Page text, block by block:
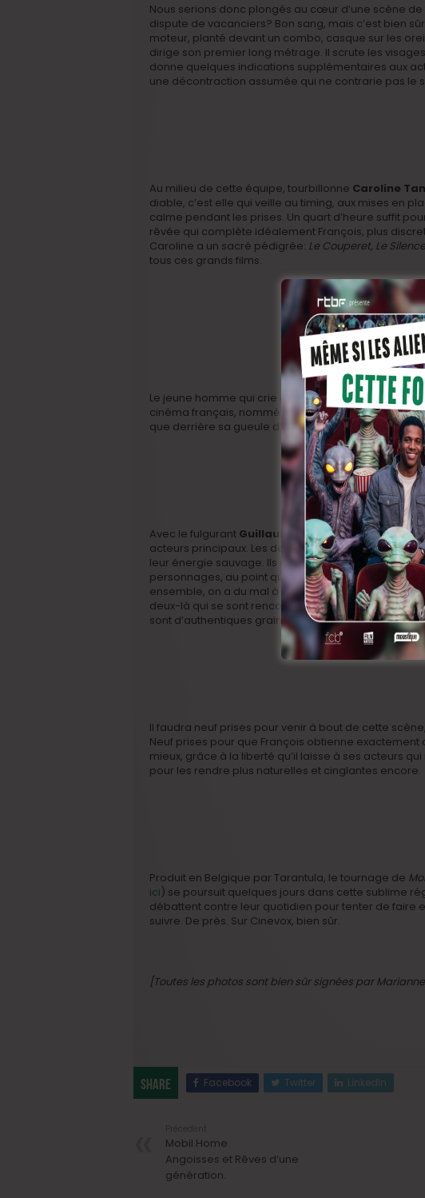
Nous serions donc plongés au cœur d’une scène
dispute de vacanciers? Bon sang, mais c’est bien
moteur, planté devant un combo, casque sur les
dirige son premier long métrage. Il scrute les
donne quelques indications supplémentaires aux
une décontraction assumée qui ne contrarie pas le
Au milieu de cette équipe, tourbillonne Caroline
diable, c’est elle qui veille au timing, aux mises en
calme pendant les prises. Un quart d’heure suffit
rêvée qui complète idéalement François, plus
Caroline a un sacré pédigrée: Le Couperet, Le
tous ces grands films.
Le jeune homme qui crie dans leMobile Home est
cinéma français, nommé aux César pourBus
que derrière sa gueule d’ange, il cache (peu) un
Avec le fulgurant Guillaume Gouixqui arrivera plus
acteurs principaux. Les deux potes, frères de sang
leur énergie sauvage. Ils en sont le cœur et la sève, le
personnages, au point qu’une fois les caméras
ensemble, on a du mal à faire le tri entre la réalité
deux-là qui se sont rencontrés en 2006 sur le plateau
sont d’authentiques graines de stars !
Il faudra neuf prises pour venir à bout de cette
Neuf prises pour que François obtienne exactement
mieux, grâce à la liberté qu’il laisse à ses acteurs
pour les rendre plus naturelles et cinglantes encore.
Produit en Belgique par Tarantula, le tournage de
ici) se poursuit quelques jours dans cette sublime
débattent contre leur quotidien pour tenter de faire
suivre. De près. Sur Cinevox, bien sûr.
[Toutes les photos sont bien sûr signées par
Share Facebook Twitter LinkedIn
Mobil Home
Angoisses et Rêves d’une
génération.